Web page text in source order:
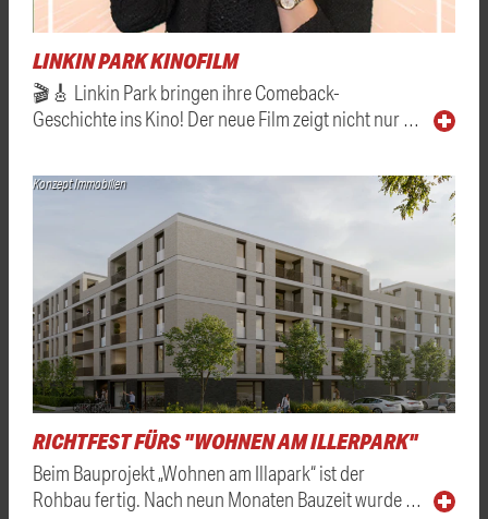
LINKIN PARK KINOFILM
🎬🎸 Linkin Park bringen ihre Comeback-
Geschichte ins Kino! Der neue Film zeigt nicht nur …
Konzept Immobilien
RICHTFEST FÜRS "WOHNEN AM ILLERPARK"
Beim Bauprojekt „Wohnen am Illapark“ ist der
Rohbau fertig. Nach neun Monaten Bauzeit wurde …